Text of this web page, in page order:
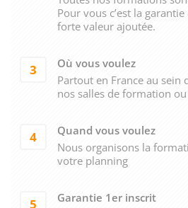
Pour vous c’est la
forte valeur ajoutée.
3
Où vous voulez
Partout en France au sein
nos salles de formation
4
Quand vous voulez
Nous organisons la
votre planning
5
Garantie 1er inscrit